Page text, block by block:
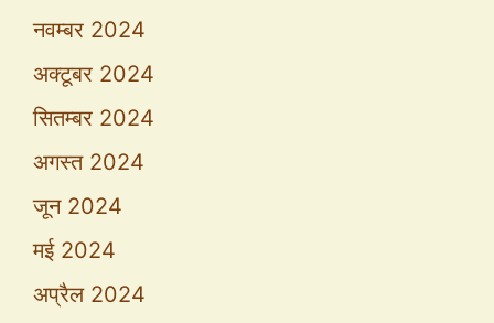
नवम्बर 2024
अक्टूबर 2024
सितम्बर 2024
अगस्त 2024
जून 2024
मई 2024
अप्रैल 2024